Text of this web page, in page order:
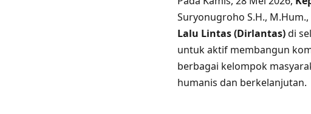
Suryonugroho S.H.,
Lalu Lintas (Dirlantas)di
untuk aktif membangun
berbagai kelompok
humanis dan berkelanjutan.